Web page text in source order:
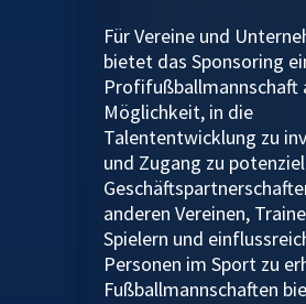
Für Vereine und
bietet das Sponsoring
Profifußballmannschaft
Möglichkeit, in die
Talententwicklung zu
und Zugang zu
anderen Vereinen,
Spielern und
Personen im Sport zu
Fußballmannschaften